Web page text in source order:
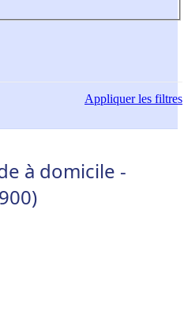
Appliquerles filtres
à domicile -